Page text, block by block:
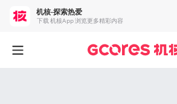
机核-探索热爱
下载 机核App 浏览更多精彩内容